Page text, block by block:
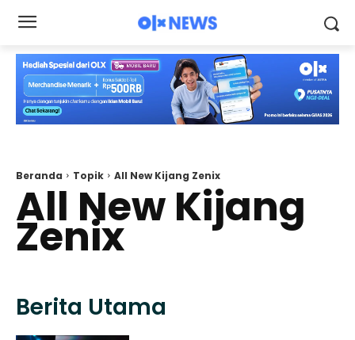
Beranda Topik All New Kijang Zenix
All New Kijang
Zenix
Berita Utama